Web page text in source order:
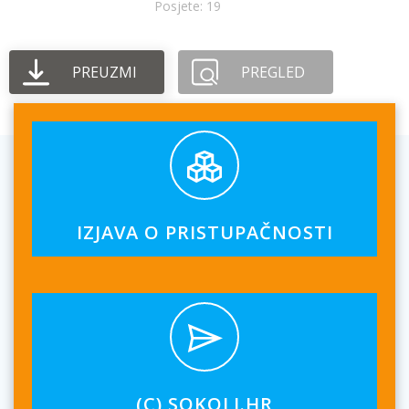
Posjete: 19
PREUZMI PREGLED
IZJAVA O PRISTUPAČNOSTI
(C) SOKOLI.HR